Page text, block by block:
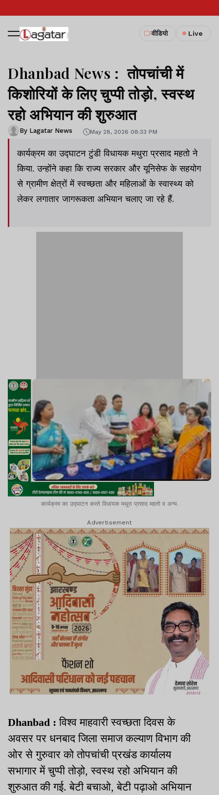
वीडियो Live
Dhanbad News : तोपचांची में
किशोरियों के लिए चुप्पी तोड़ो, स्वस्थ
रहो अभियान की शुरुआत
By Lagatar News May 28, 2026 08:33 PM
कार्यक्रम का उद्घाटन टुंडी विधायक मथुरा प्रसाद महतो ने
किया. उन्होंने कहा कि राज्य सरकार और यूनिसेफ के सहयोग
से ग्रामीण क्षेत्रों में स्वच्छता और महिलाओं के स्वास्थ्य को
लेकर लगातार जागरूकता अभियान चलाए जा रहे हैं.
कार्यक्रम का उद्घाटन करते विधायक मथुरा प्रसाद महतो व अन्य.
Advertisement
Dhanbad : विश्व माहवारी स्वच्छता दिवस के
अवसर पर धनबाद जिला समाज कल्याण विभाग की
ओर से गुरुवार को तोपचांची प्रखंड कार्यालय
सभागार में चुप्पी तोड़ो, स्वस्थ रहो अभियान की
शुरुआत की गई. बेटी बचाओ, बेटी पढ़ाओ अभियान